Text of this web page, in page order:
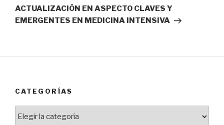
entrada
ACTUALIZACIÓN EN ASPECTO CLAVES Y
EMERGENTES EN MEDICINA INTENSIVA
CATEGORÍAS